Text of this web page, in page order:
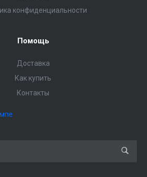
конфиденциальности
Помощь
Доставка
Как купить
Контакты